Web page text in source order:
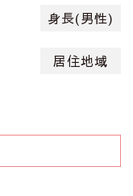
身長(男性)
居住地域